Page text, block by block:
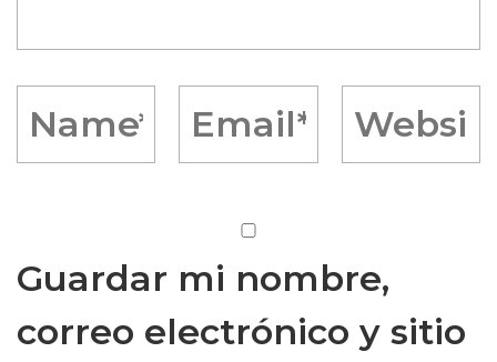
Guardar mi nombre,
correo electrónico y sitio